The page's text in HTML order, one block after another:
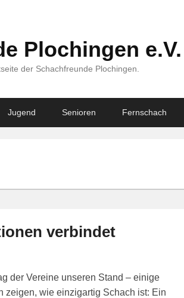
Plochingen e.V.
der Schachfreunde Plochingen.
Jugend Senioren Fernschach
verbindet
der Vereine unseren Stand – einige
zeigen, wie einzigartig Schach ist: Ein